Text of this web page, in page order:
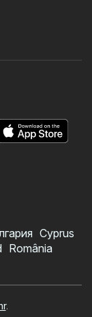
Cyprus
România
.